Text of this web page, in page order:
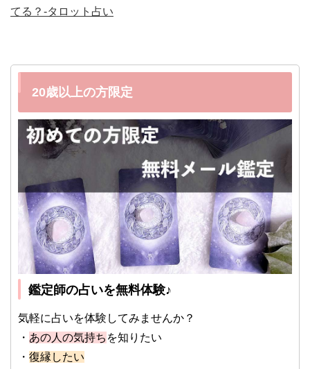
てる？-タロット占い
20歳以上の方限定
鑑定師の占いを無料体験♪
気軽に占いを体験してみませんか？
・ あの人の気持ち を知りたい
・ 復縁したい